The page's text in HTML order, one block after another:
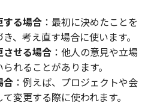
する場合：最初に決めたことを
、考え直す場合に使います。
させる場合：他人の意見や立場
れることがあります。
合：例えば、プロジェクトや会
変更する際に使われます。